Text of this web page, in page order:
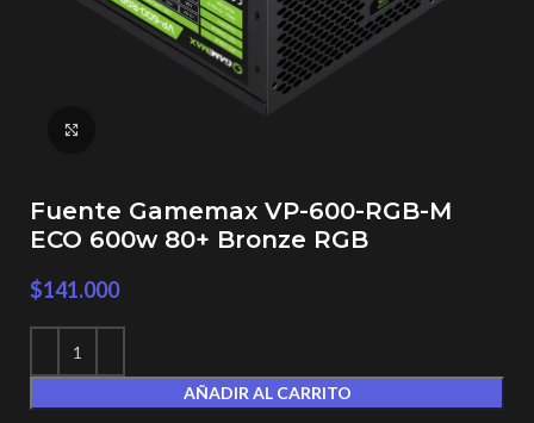
Fuente Gamemax VP-600-RGB-M
ECO 600w 80+ Bronze RGB
$141.000
AÑADIR AL CARRITO